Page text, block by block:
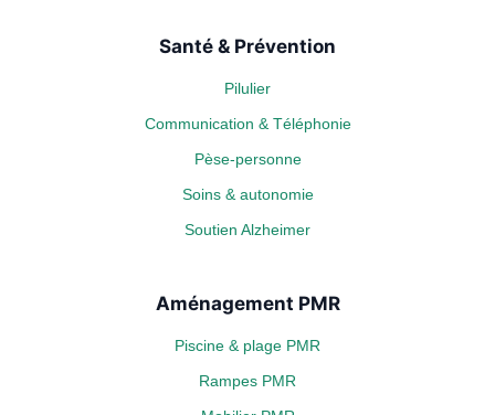
Santé & Prévention
Pilulier
Communication & Téléphonie
Pèse-personne
Soins & autonomie
Soutien Alzheimer
Aménagement PMR
Piscine & plage PMR
Rampes PMR